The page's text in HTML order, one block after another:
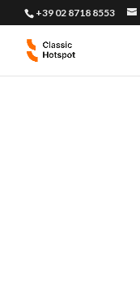
+39 02 8718 8553